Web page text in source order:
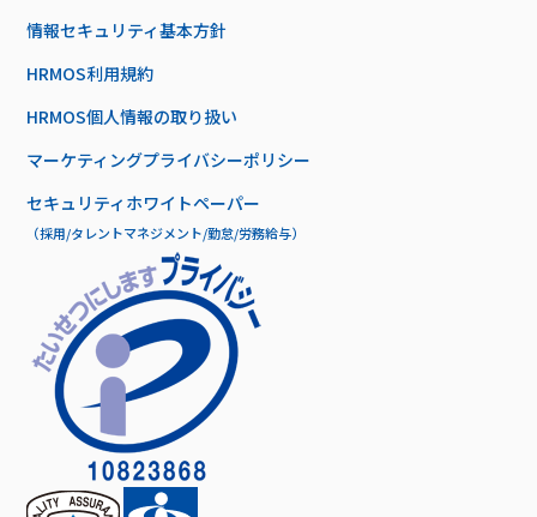
情報セキュリティ基本方針
HRMOS利用規約
HRMOS個人情報の取り扱い
マーケティングプライバシーポリシー
セキュリティホワイトペーパー
（採用/タレントマネジメント/勤怠/労務給与）